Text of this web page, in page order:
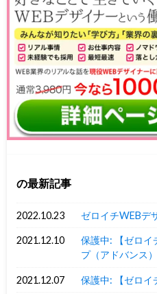
の最新記事
2022.10.23 ゼロイチWEBデ
2021.12.10
保護中: 【ゼロイ
プ（アドバンス）
2021.12.07 保護中: 【ゼロイ